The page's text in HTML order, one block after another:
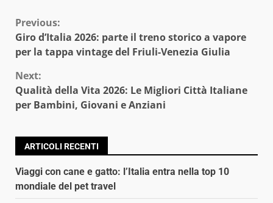
Continue
Reading
Previous:
Giro d’Italia 2026: parte il treno storico a vapore
per la tappa vintage del Friuli-Venezia Giulia
Next:
Qualità della Vita 2026: Le Migliori Città Italiane
per Bambini, Giovani e Anziani
ARTICOLI RECENTI
Viaggi con cane e gatto: l’Italia entra nella top 10
mondiale del pet travel